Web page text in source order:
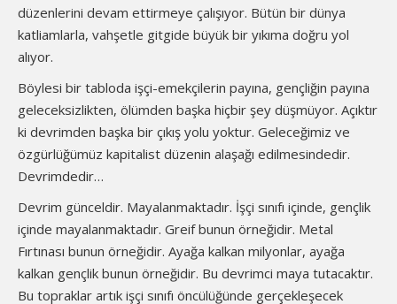
düzenlerini devam ettirmeye çalışıyor. Bütün bir dünya
katliamlarla, vahşetle gitgide büyük bir yıkıma doğru yol
alıyor.
Böylesi bir tabloda işçi-emekçilerin payına, gençliğin payına
geleceksizlikten, ölümden başka hiçbir şey düşmüyor. Açıktır
ki devrimden başka bir çıkış yolu yoktur. Geleceğimiz ve
özgürlüğümüz kapitalist düzenin alaşağı edilmesindedir.
Devrimdedir…
Devrim günceldir. Mayalanmaktadır. İşçi sınıfı içinde, gençlik
içinde mayalanmaktadır. Greif bunun örneğidir. Metal
Fırtınası bunun örneğidir. Ayağa kalkan milyonlar, ayağa
kalkan gençlik bunun örneğidir. Bu devrimci maya tutacaktır.
Bu topraklar artık işçi sınıfı öncülüğünde gerçekleşecek